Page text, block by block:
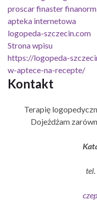
proscar finaster
apteka internetowa
logopeda-szczecin.com
Strona wpisu
https://logopeda-
w-aptece-na-recepte/
Kontakt
Terapię
Dojeżdżam